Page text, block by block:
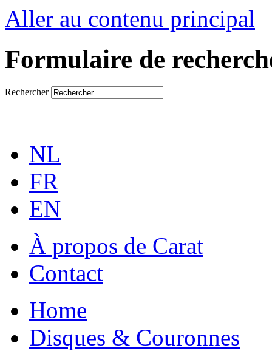
Aller au contenu principal
Formulaire de
Rechercher
NL
FR
EN
À propos de Carat
Contact
Home
Disques & Couronnes